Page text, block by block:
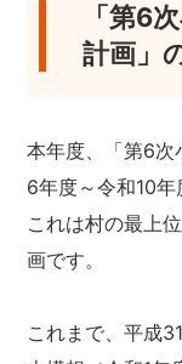
「第6
計画」
本年度、「第6
6年度～令和10年
これは村の最上
画です。
これまで、平成